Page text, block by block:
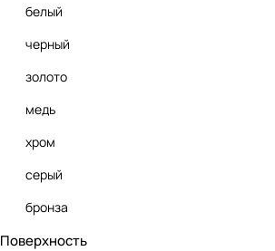
Cisal
Daniel
Devon&Devon
Duravit
Fantini
Fima Carlo Frattini
Gattoni
Gessi
белый
черный
золото
медь
хром
серый
бронза
коричневый
Поверхность